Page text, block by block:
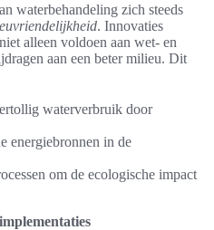
waterbehandeling zich steeds
. Innovaties
alleen voldoen aan wet- en
aan een beter milieu. Dit
waterverbruik door
energiebronnen in de
om de ecologische impact